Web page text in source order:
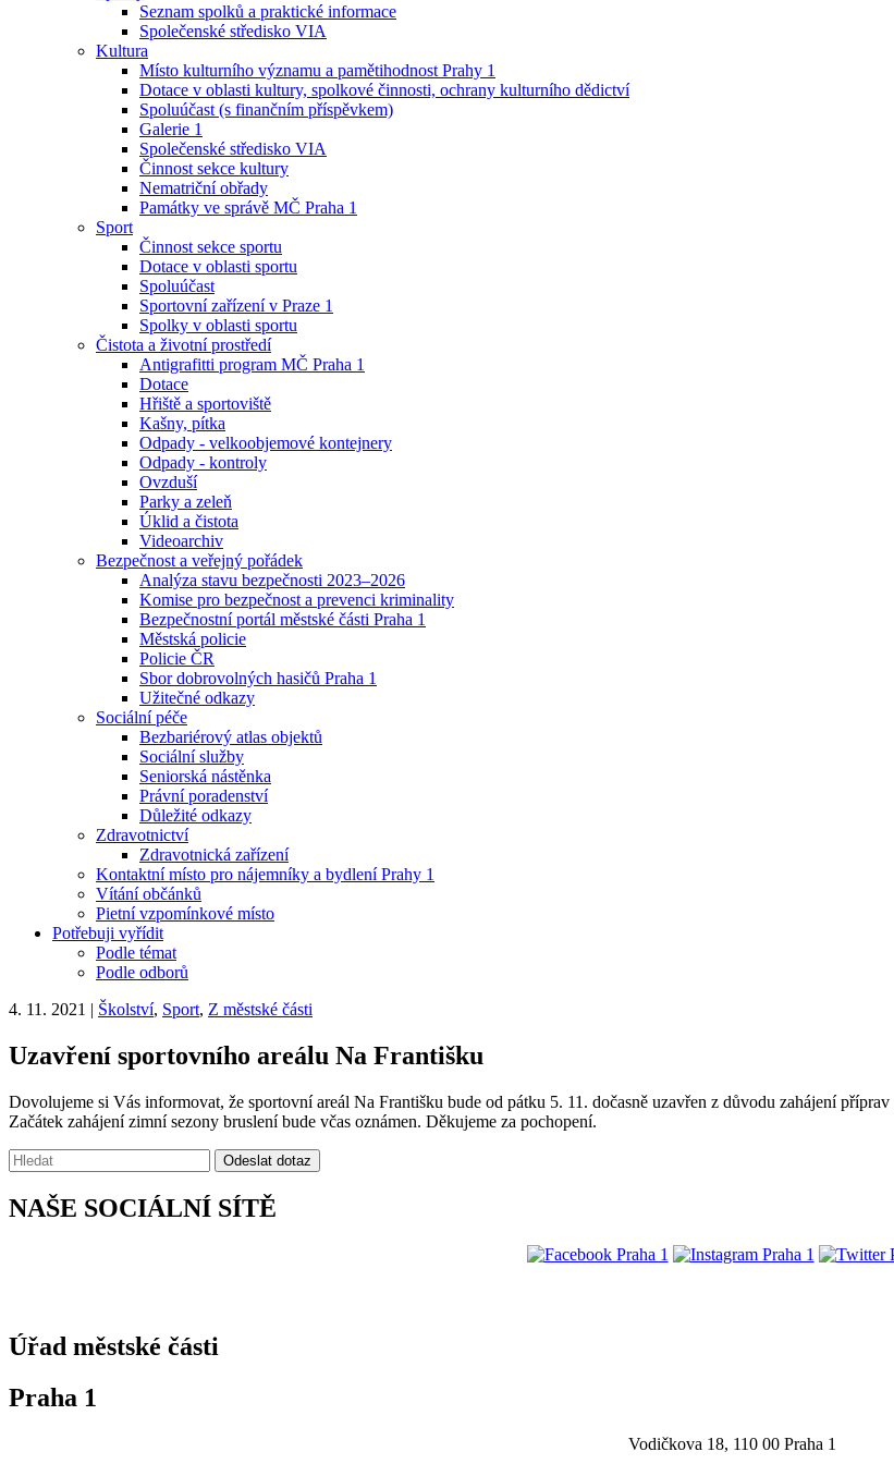
Seznam spolků a praktické informace
Společenské středisko VIA
Kultura
Místo kulturního významu a pamětihodnost Prahy 1
Dotace v oblasti kultury, spolkové činnosti, ochrany kulturního dědictví
Spoluúčast (s finančním příspěvkem)
Galerie 1
Společenské středisko VIA
Činnost sekce kultury
Nematriční obřady
Památky ve správě MČ Praha 1
Sport
Činnost sekce sportu
Dotace v oblasti sportu
Spoluúčast
Sportovní zařízení v Praze 1
Spolky v oblasti sportu
Čistota a životní prostředí
Antigrafitti program MČ Praha 1
Dotace
Hřiště a sportoviště
Kašny, pítka
Odpady - velkoobjemové kontejnery
Odpady - kontroly
Ovzduší
Parky a zeleň
Úklid a čistota
Videoarchiv
Bezpečnost a veřejný pořádek
Analýza stavu bezpečnosti 2023–2026
Komise pro bezpečnost a prevenci kriminality
Bezpečnostní portál městské části Praha 1
Městská policie
Policie ČR
Sbor dobrovolných hasičů Praha 1
Užitečné odkazy
Sociální péče
Bezbariérový atlas objektů
Sociální služby
Seniorská nástěnka
Právní poradenství
Důležité odkazy
Zdravotnictví
Zdravotnická zařízení
Kontaktní místo pro nájemníky a bydlení Prahy 1
Vítání občánků
Pietní vzpomínkové místo
Potřebuji vyřídit
Podle témat
Podle odborů
4. 11. 2021 | Školství, Sport, Z městské části
Uzavření sportovního areálu Na Františku
Dovolujeme si Vás informovat, že sportovní areál Na Františku bude od pátku 5. 11. dočasně uzavřen z důvodu zahájení
Začátek zahájení zimní sezony bruslení bude včas oznámen. Děkujeme za pochopení.
Vyhledávání:
Odeslat dotaz
NAŠE SOCIÁLNÍ SÍTĚ
Úřad městské části
Praha 1
Vodičkova 18, 110 00 Praha 1